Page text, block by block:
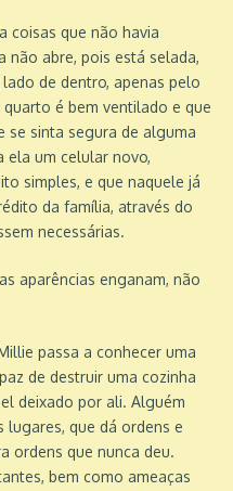
coisas que não havia
não abre, pois está selada,
de dentro, apenas pelo
é bem ventilado e que
se sinta segura de alguma
ela um celular novo,
simples, e que naquele já
da família, através do
necessárias.
aparências enganam, não
passa a conhecer uma
de destruir uma cozinha
deixado por ali. Alguém
lugares, que dá ordens e
ordens que nunca deu.
bem como ameaças